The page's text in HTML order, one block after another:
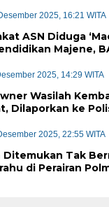
ke Siswa
2025, 16:21 WITA
ASN Diduga
Majene,
2025, 14:29 WITA
Wasilah
Dilaporkan ke
2025, 22:55 WITA
Ditemukan Tak
di Perairan